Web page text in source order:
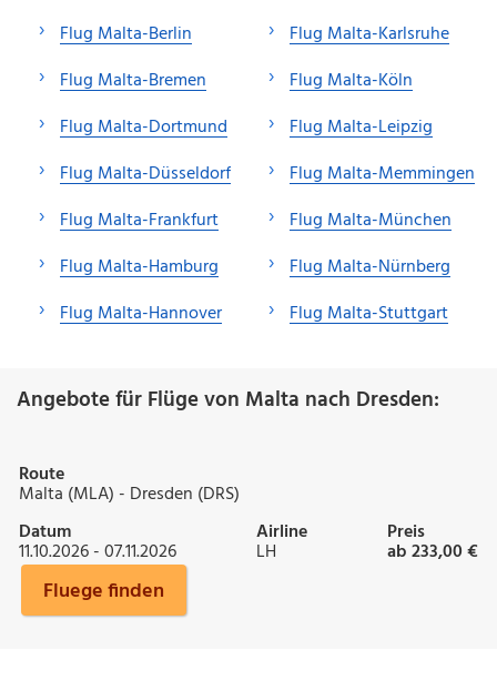
Flug Malta-Berlin
Flug Malta-Bremen
Flug Malta-Dortmund
Flug Malta-Düsseldorf
Flug Malta-Frankfurt
Flug Malta-Hamburg
Flug Malta-Hannover
Flug Malta-Karlsruhe
Flug Malta-Köln
Flug Malta-Leipzig
Flug Malta-Memmingen
Flug Malta-München
Flug Malta-Nürnberg
Flug Malta-Stuttgart
Angebote für Flüge von Malta nach Dresden:
Route
Malta (MLA) - Dresden (DRS)
Datum
11.10.2026 - 07.11.2026
Airline
LH
Preis
ab 233,00 €
Fluege finden